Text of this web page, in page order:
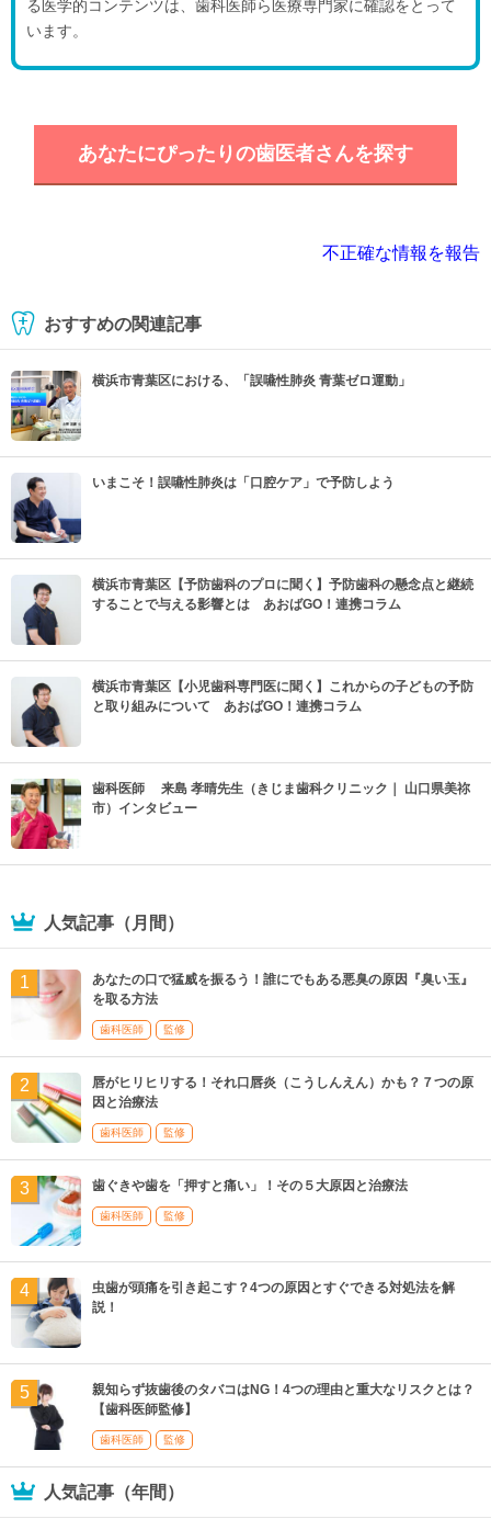
る医学的コンテンツは、歯科医師ら医療専門家に確認をとって
います。
あなたにぴったりの歯医者さんを探す
不正確な情報を報告
おすすめの関連記事
横浜市青葉区における、「誤嚥性肺炎 青葉ゼロ運動」
いまこそ！誤嚥性肺炎は「口腔ケア」で予防しよう
横浜市青葉区【予防歯科のプロに聞く】予防歯科の懸念点と継続
することで与える影響とは あおばGO！連携コラム
横浜市青葉区【小児歯科専門医に聞く】これからの子どもの予防
と取り組みについて あおばGO！連携コラム
歯科医師 来島 孝晴先生（きじま歯科クリニック｜ 山口県美祢
市）インタビュー
人気記事（月間）
あなたの口で猛威を振るう！誰にでもある悪臭の原因『臭い玉』
を取る方法
歯科医師 監修
唇がヒリヒリする！それ口唇炎（こうしんえん）かも？７つの原
因と治療法
歯科医師 監修
歯ぐきや歯を「押すと痛い」！その５大原因と治療法
歯科医師 監修
虫歯が頭痛を引き起こす？4つの原因とすぐできる対処法を解
説！
親知らず抜歯後のタバコはNG！4つの理由と重大なリスクとは？
【歯科医師監修】
歯科医師 監修
人気記事（年間）